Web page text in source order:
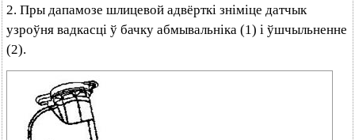
2. Пры дапамозе шлицевой адвёрткі зніміце датчык
узроўня вадкасці ў бачку абмывальніка (1) і ўшчыльненне
(2).